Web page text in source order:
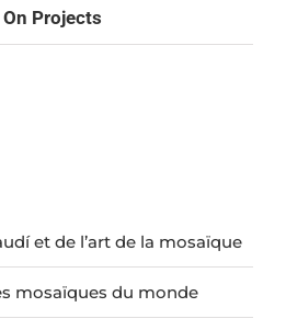
Projects
et de l’art de la mosaïque
mosaïques du monde